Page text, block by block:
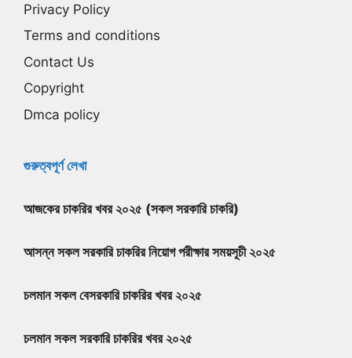
Privacy Policy
Terms and conditions
Contact Us
Copyright
Dmca policy
গুরুত্বপূর্ণ লেখা
আজকের চাকরির খবর ২০২৫ (সকল সরকারি চাকরি)
আসন্ন সকল সরকারি চাকরির নিয়োগ পরীক্ষার সময়সূচী ২০২৫
চলমান সকল বেসরকারি চাকরির খবর ২০২৫
চলমান সকল সরকারি চাকরির খবর ২০২৫